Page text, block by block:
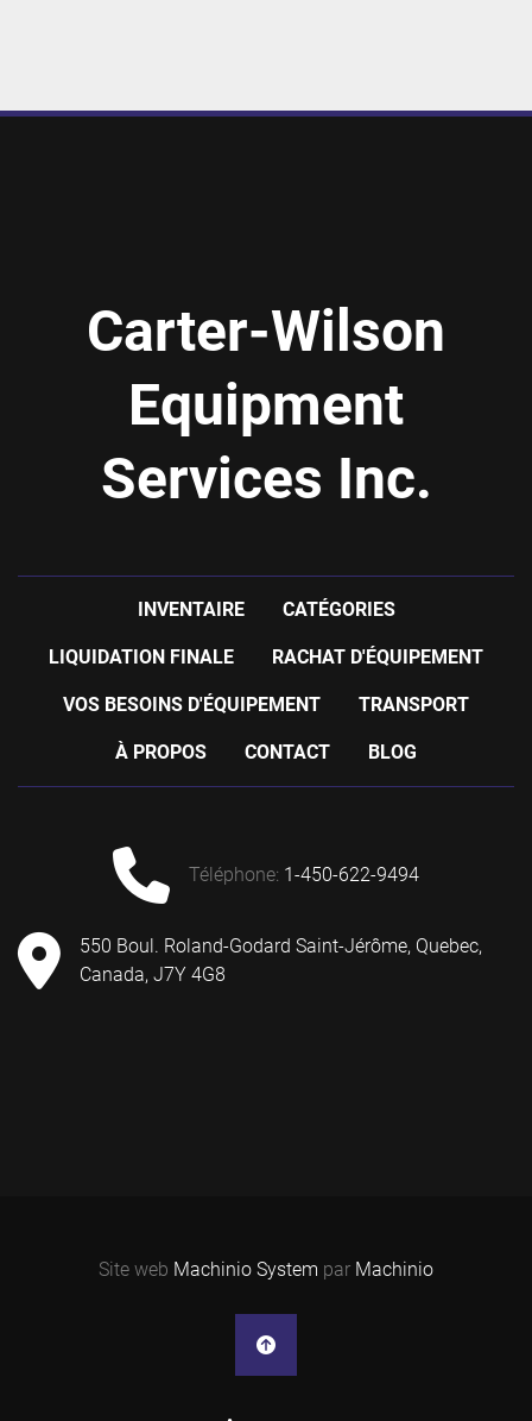
Carter-Wilson
Equipment
Services Inc.
INVENTAIRE CATÉGORIES
LIQUIDATION FINALE RACHAT D'ÉQUIPEMENT
VOS BESOINS D'ÉQUIPEMENT TRANSPORT
À PROPOS CONTACT BLOG
téléphone: 1-450-622-9494
550 Boul. Roland-Godard Saint-Jérôme, Quebec,
Canada, J7Y 4G8
Site web Machinio System par Machinio